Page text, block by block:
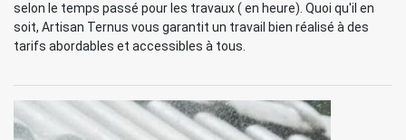
selon le temps passé pour les travaux ( en heure). Quoi qu'il en
soit, Artisan Ternus vous garantit un travail bien réalisé à des
tarifs abordables et accessibles à tous.